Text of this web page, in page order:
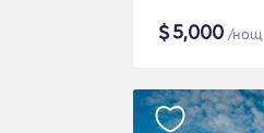
$5,000 /нощ